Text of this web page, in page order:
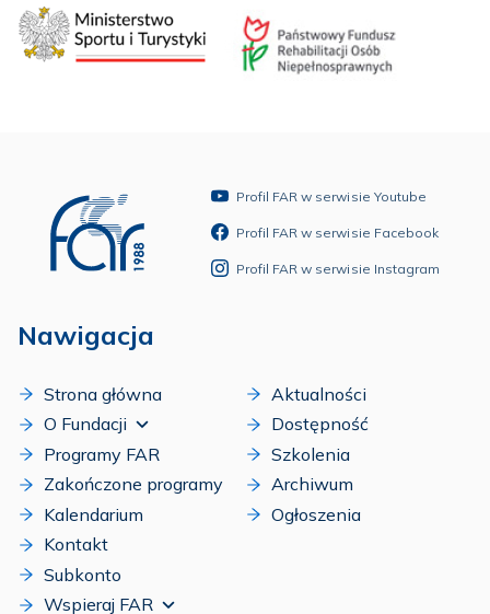
Profil FAR w serwisie Youtube
Profil FAR w serwisie Facebook
Profil FAR w serwisie Instagram
Nawigacja
Strona główna
O Fundacji
Programy FAR
Zakończone programy
Kalendarium
Kontakt
Subkonto
Wspieraj FAR
Aktualności
Dostępność
Szkolenia
Archiwum
Ogłoszenia